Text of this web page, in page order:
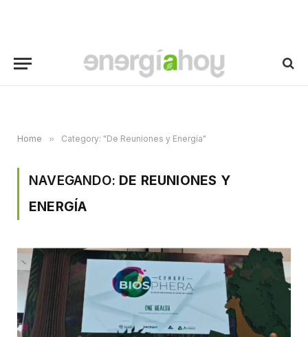
Home » Category: "De Reuniones y Energía"
NAVEGANDO: DE REUNIONES Y
ENERGÍA